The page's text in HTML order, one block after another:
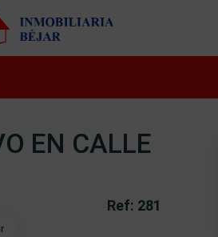
EN CALLE
Ref: 281